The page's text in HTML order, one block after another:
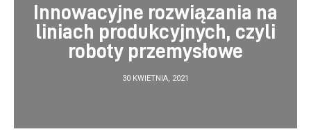
Dom i ogród
Uroda
Więcej
Innowacyjne rozwiązania na
liniach produkcyjnych, czyli
roboty przemysłowe
30 KWIETNIA, 2021